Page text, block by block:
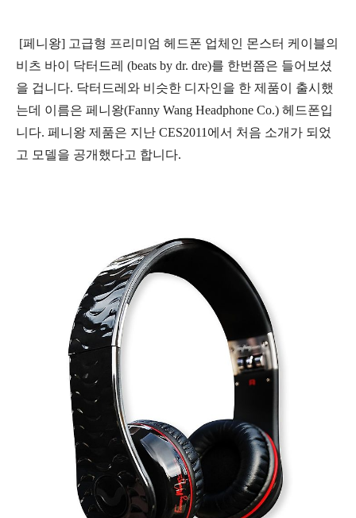
[페니왕] 고급형 프리미엄 헤드폰 업체인 몬스터 케이블의
비츠 바이 닥터드레 (beats by dr. dre)를 한번쯤은 들어보셨
을 겁니다. 닥터드레와 비슷한 디자인을 한 제품이 출시했
는데 이름은 페니왕(Fanny Wang Headphone Co.) 헤드폰입
니다. 페니왕 제품은 지난 CES2011에서 처음 소개가 되었
고 모델을 공개했다고 합니다.